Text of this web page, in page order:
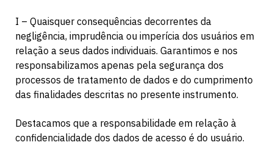
I – Quaisquer consequências decorrentes da
negligência, imprudência ou imperícia dos usuários em
relação a seus dados individuais. Garantimos e nos
responsabilizamos apenas pela segurança dos
processos de tratamento de dados e do cumprimento
das finalidades descritas no presente instrumento.
Destacamos que a responsabilidade em relação à
confidencialidade dos dados de acesso é do usuário.